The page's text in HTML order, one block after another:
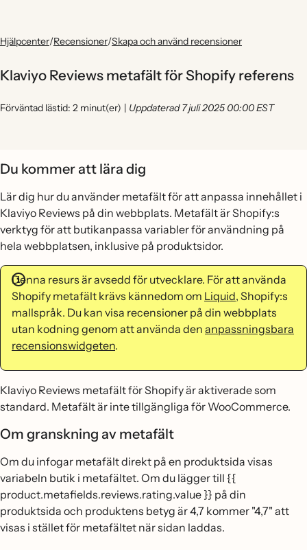
Hjälpcenter/Recensioner/Skapa och använd recensioner
Klaviyo Reviews metafält för Shopify referens
Förväntad lästid: 2 minut(er) | Uppdaterad 7 juli 2025 00:00 EST
Du kommer att lära dig
Lär dig hur du använder metafält för att anpassa innehållet i
Klaviyo Reviews på din webbplats. Metafält är Shopify:s
verktyg för att butikanpassa variabler för användning på
hela webbplatsen, inklusive på produktsidor.
Denna resurs är avsedd för utvecklare. För att använda
Shopify metafält krävs kännedom om Liquid, Shopify:s
mallspråk. Du kan visa recensioner på din webbplats
utan kodning genom att använda den anpassningsbara
recensionswidgeten.
Klaviyo Reviews metafält för Shopify är aktiverade som
standard. Metafält är inte tillgängliga för WooCommerce.
Om granskning av metafält
Om du infogar metafält direkt på en produktsida visas
variabeln butik i metafältet. Om du lägger till {{
product.metafields.reviews.rating.value }} på din
produktsida och produktens betyg är 4,7 kommer "4,7" att
visas i stället för metafältet när sidan laddas.